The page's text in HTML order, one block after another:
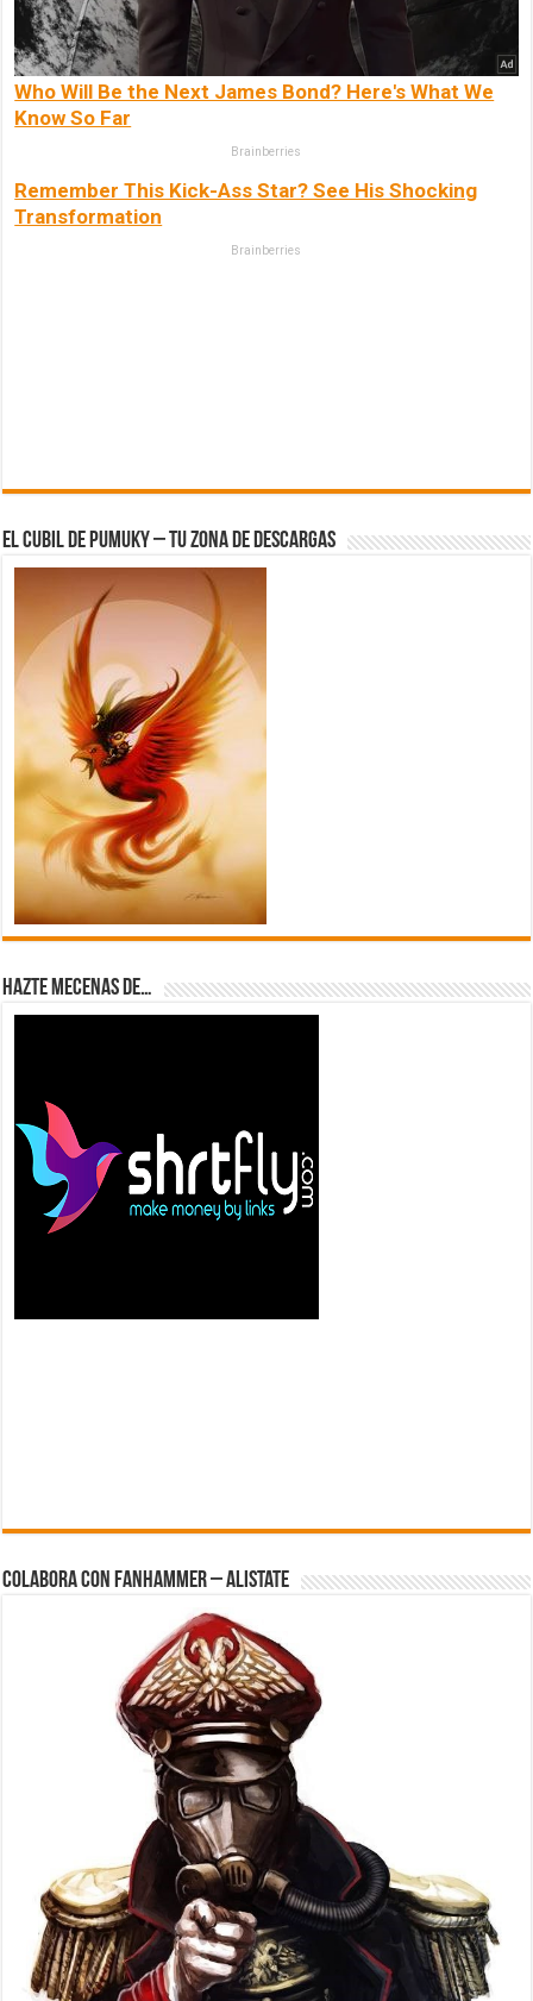
Who Will Be the Next James Bond? Here's What We
Know So Far
Brainberries
Remember This Kick-Ass Star? See His Shocking
Transformation
Brainberries
El Cubil de Pumuky – Tu zona de Descargas
Hazte Mecenas de…
Colabora con FanHammer – Alistate